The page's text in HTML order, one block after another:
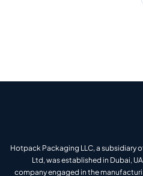
Hotpack Packaging LLC, a subsidiary
Ltd, was established in Dubai,
company engaged in the